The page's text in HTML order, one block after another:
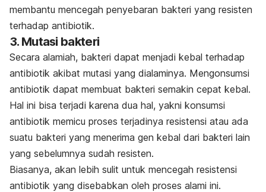
membantu mencegah penyebaran bakteri yang resisten
terhadap antibiotik.
3. Mutasi bakteri
Secara alamiah, bakteri dapat menjadi kebal terhadap
antibiotik akibat mutasi yang dialaminya. Mengonsumsi
antibiotik dapat membuat bakteri semakin cepat kebal.
Hal ini bisa terjadi karena dua hal, yakni konsumsi
antibiotik memicu proses terjadinya resistensi atau ada
suatu bakteri yang menerima gen kebal dari bakteri lain
yang sebelumnya sudah resisten.
Biasanya, akan lebih sulit untuk mencegah resistensi
antibiotik yang disebabkan oleh proses alami ini.